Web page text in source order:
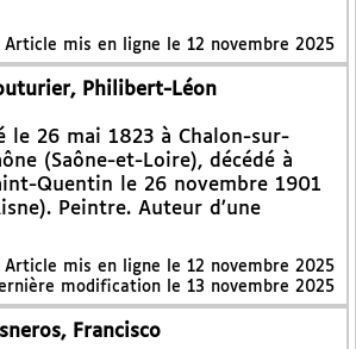
Article mis en ligne le 12 novembre 2025
Philibert-Léon
le 26 mai 1823 à Chalon-sur-
(Saône-et-Loire), décédé à
Quentin le 26 novembre 1901
Peintre. Auteur d’une
Article mis en ligne le 12 novembre 2025
modification le 13 novembre 2025
Francisco